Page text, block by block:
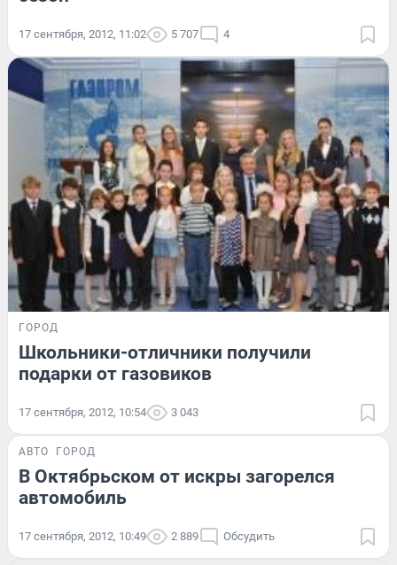
17 сентября, 2012, 11:02 5 707 4
ГОРОД
Школьники-отличники получили
подарки от газовиков
17 сентября, 2012, 10:54 3 043
АВТО ГОРОД
В Октябрьском от искры загорелся
автомобиль
17 сентября, 2012, 10:49 2 889 Обсудить